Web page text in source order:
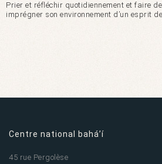
Prier et réfléchir quotidiennement et faire
imprégner son environnement d’un esprit
Centre national bahá’í
45 rue Pergolèse